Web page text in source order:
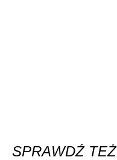
SPRAWDŹ TEŻ